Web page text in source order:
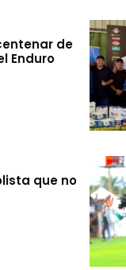
de
Enduro
que no